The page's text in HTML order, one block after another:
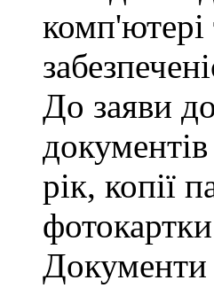
комп'ютері
До заяви
рік, копії
Документи